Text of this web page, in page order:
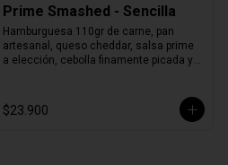
Prime Smashed - Sencilla
Hamburguesa 110gr de carne, pan
artesanal, queso cheddar, salsa prime
a elección, cebolla finamente picada y
$23.900